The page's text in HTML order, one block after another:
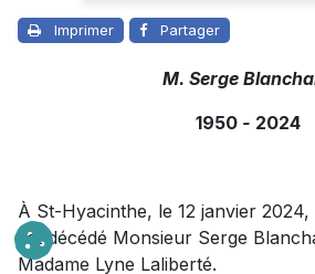
Imprimer Partager
M. Serge
1950- 2024
À St-Hyacinthe, le 12 janvier 2024,
est décédé Monsieur Serge
Madame Lyne Laliberté.